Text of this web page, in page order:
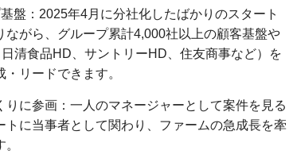
盤：2025年4月に分社化したばかりのスタート
がら、グループ累計4,000社以上の顧客基盤や
清食品HD、サントリーHD、住友商事など）を
リードできます。
に参画：一人のマネージャーとして案件を見る
に当事者として関わり、ファームの急成長を牽